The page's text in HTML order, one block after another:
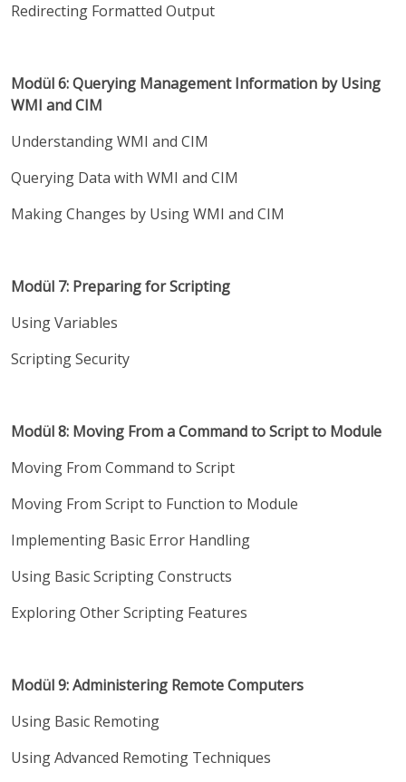
Redirecting Formatted Output
Modül 6: Querying Management Information by Using
WMI and CIM
Understanding WMI and CIM
Querying Data with WMI and CIM
Making Changes by Using WMI and CIM
Modül 7: Preparing for Scripting
Using Variables
Scripting Security
Modül 8: Moving From a Command to Script to Module
Moving From Command to Script
Moving From Script to Function to Module
Implementing Basic Error Handling
Using Basic Scripting Constructs
Exploring Other Scripting Features
Modül 9: Administering Remote Computers
Using Basic Remoting
Using Advanced Remoting Techniques